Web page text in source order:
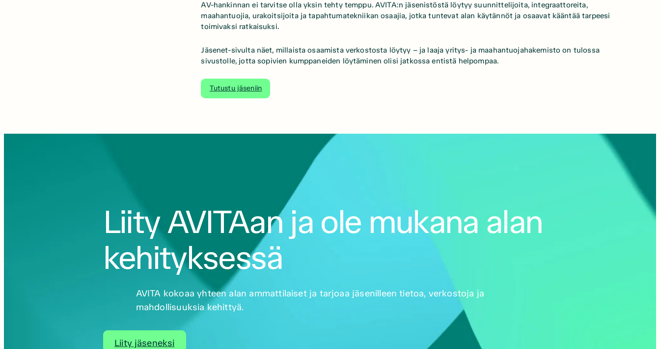
AV-hankinnan ei tarvitse olla yksin tehty temppu. AVITA:n jäsenistöstä löytyy suunnittelijoita, integraattoreita,
maahantuojia, urakoitsijoita ja tapahtumatekniikan osaajia, jotka tuntevat alan käytännöt ja osaavat kääntää tarpeesi
toimivaksi ratkaisuksi.
Jäsenet-sivulta näet, millaista osaamista verkostosta löytyy – ja laaja yritys- ja maahantuojahakemisto on tulossa
sivustolle, jotta sopivien kumppaneiden löytäminen olisi jatkossa entistä helpompaa.
Tutustu jäseniin
Liity AVITAan ja ole mukana alan
kehityksessä
AVITA kokoaa yhteen alan ammattilaiset ja tarjoaa jäsenilleen tietoa, verkostoja ja
mahdollisuuksia kehittyä.
Liity jäseneksi